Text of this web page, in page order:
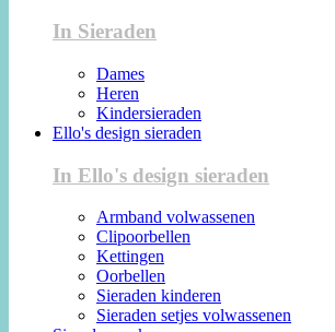
In Sieraden
Dames
Heren
Kindersieraden
Ello's design sieraden
In Ello's design sieraden
Armband volwassenen
Clipoorbellen
Kettingen
Oorbellen
Sieraden kinderen
Sieraden setjes volwassenen